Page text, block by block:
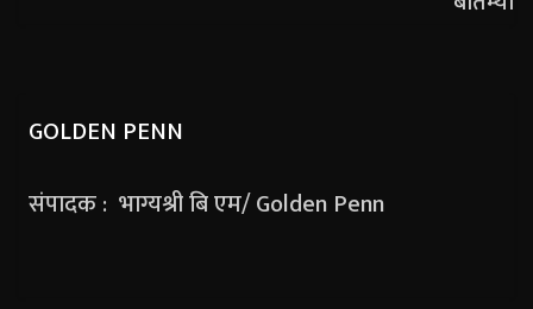
GOLDEN PENN
संपादक : भाग्यश्री बि एम/ Golden Penn